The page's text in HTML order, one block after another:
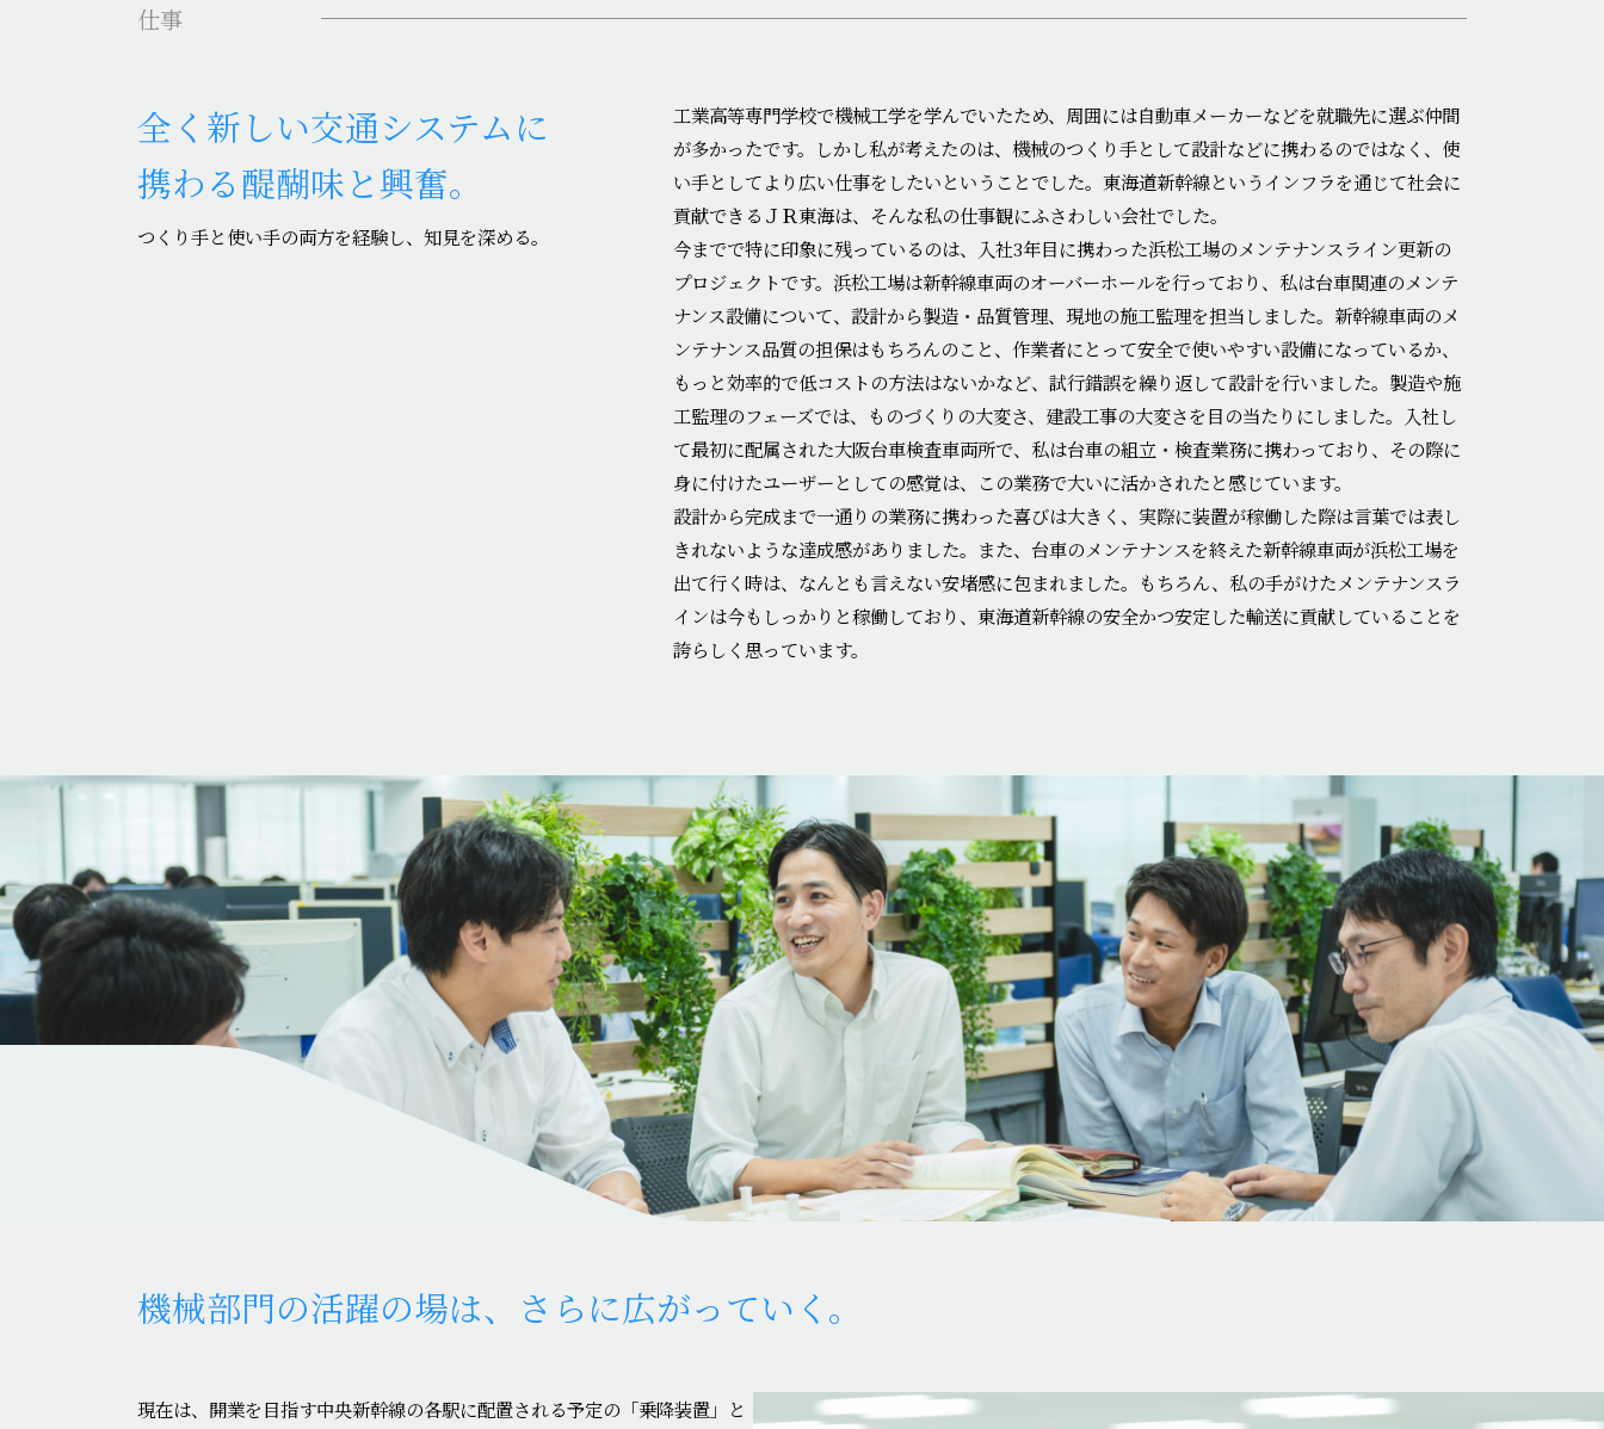
仕事
全く新しい交通システムに
携わる醍醐味と興奮。
つくり手と使い手の両方を経験し、知見を深める。
工業高等専門学校で機械工学を学んでいたため、周囲には自動車メーカーなどを就職先に選ぶ仲間
が多かったです。しかし私が考えたのは、機械のつくり手として設計などに携わるのではなく、使
い手としてより広い仕事をしたいということでした。東海道新幹線というインフラを通じて社会に
貢献できるＪＲ東海は、そんな私の仕事観にふさわしい会社でした。
今までで特に印象に残っているのは、入社3年目に携わった浜松工場のメンテナンスライン更新の
プロジェクトです。浜松工場は新幹線車両のオーバーホールを行っており、私は台車関連のメンテ
ナンス設備について、設計から製造・品質管理、現地の施工監理を担当しました。新幹線車両のメ
ンテナンス品質の担保はもちろんのこと、作業者にとって安全で使いやすい設備になっているか、
もっと効率的で低コストの方法はないかなど、試行錯誤を繰り返して設計を行いました。製造や施
工監理のフェーズでは、ものづくりの大変さ、建設工事の大変さを目の当たりにしました。入社し
て最初に配属された大阪台車検査車両所で、私は台車の組立・検査業務に携わっており、その際に
身に付けたユーザーとしての感覚は、この業務で大いに活かされたと感じています。
設計から完成まで一通りの業務に携わった喜びは大きく、実際に装置が稼働した際は言葉では表し
きれないような達成感がありました。また、台車のメンテナンスを終えた新幹線車両が浜松工場を
出て行く時は、なんとも言えない安堵感に包まれました。もちろん、私の手がけたメンテナンスラ
インは今もしっかりと稼働しており、東海道新幹線の安全かつ安定した輸送に貢献していることを
誇らしく思っています。
機械部門の活躍の場は、 さらに広がっていく。
現在は、開業を目指す中央新幹線の各駅に配置される予定の「乗降装置」と